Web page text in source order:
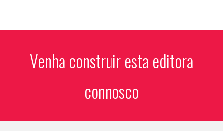
Venha construir esta editora
connosco